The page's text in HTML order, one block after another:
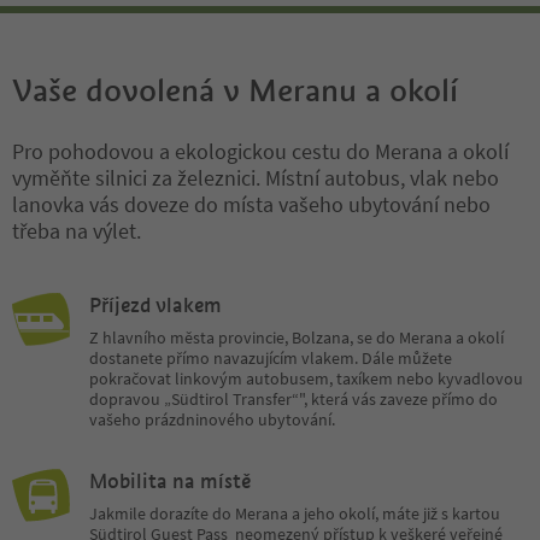
Vaše dovolená v Meranu a okolí
Pro pohodovou a ekologickou cestu do Merana a okolí
vyměňte silnici za železnici. Místní autobus, vlak nebo
lanovka vás doveze do místa vašeho ubytování nebo
třeba na výlet.
Příjezd vlakem
Z hlavního města provincie, Bolzana, se do Merana a okolí
dostanete přímo navazujícím vlakem. Dále můžete
pokračovat linkovým autobusem, taxíkem nebo kyvadlovou
dopravou „Südtirol Transfer“", která vás zaveze přímo do
vašeho prázdninového ubytování.
Mobilita na místě
Jakmile dorazíte do Merana a jeho okolí, máte již s kartou
Südtirol Guest Pass neomezený přístup k veškeré veřejné